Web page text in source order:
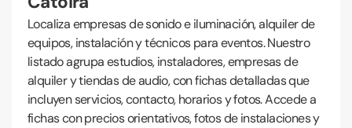
Localiza empresas de sonido e iluminación, alquiler de
equipos, instalación y técnicos para eventos. Nuestro
listado agrupa estudios, instaladores, empresas de
alquiler y tiendas de audio, con fichas detalladas que
incluyen servicios, contacto, horarios y fotos. Accede a
fichas con precios orientativos, fotos de instalaciones y